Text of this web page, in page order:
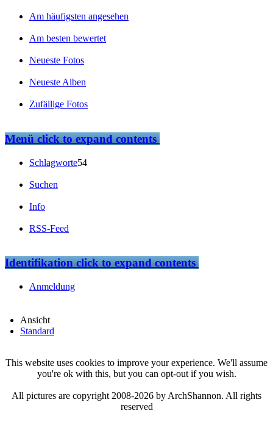
Am häufigsten angesehen
Am besten bewertet
Neueste Fotos
Neueste Alben
Zufällige Fotos
Menüclick to expand contents
Schlagworte54
Suchen
Info
RSS-Feed
Identifikationclick to expand contents
Anmeldung
Ansicht
Standard
This website uses cookies to improve your experience. We'll assume
you're ok with this, but you can opt-out if you wish.
All pictures are copyright 2008-2026 by ArchShannon. All rights
reserved